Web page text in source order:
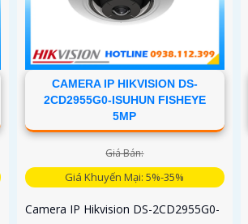
CAMERA IP HIKVISION DS-
2CD2955G0-ISUHUN FISHEYE
5MP
Giá Bán:
Giá Khuyến Mại: 5%-35%
Camera IP Hikvision DS-2CD2955G0-